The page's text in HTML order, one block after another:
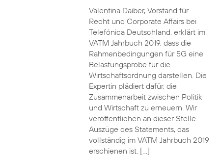
Valentina Daiber, Vorstand für
Recht und Corporate Affairs bei
Telefónica Deutschland, erklärt im
VATM Jahrbuch 2019, dass die
Rahmenbedingungen für 5G eine
Belastungsprobe für die
Wirtschaftsordnung darstellen. Die
Expertin plädiert dafür, die
Zusammenarbeit zwischen Politik
und Wirtschaft zu erneuern. Wir
veröffentlichen an dieser Stelle
Auszüge des Statements, das
vollständig im VATM Jahrbuch 2019
erschienen ist. […]